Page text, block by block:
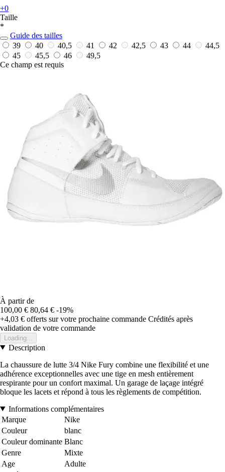
+0
Taille
*
Guide des tailles
39
40 40,5 41 42 42,5 43 44
44,5
45
45,5 46
49,5
Ce champ est requis
À partir de
100,00 € 80,64 € -19%
+4,03 € offerts sur votre prochaine commande Crédités après
validation de votre commande
Loading...
Description
La chaussure de lutte 3/4 Nike Fury combine une flexibilité et une
adhérence exceptionnelles avec une tige en mesh entièrement
respirante pour un confort maximal. Un garage de laçage intégré
bloque les lacets et répond à tous les règlements de compétition.
Informations complémentaires
Marque
Nike
Couleur
blanc
Couleur dominante Blanc
Genre
Mixte
Age
Adulte